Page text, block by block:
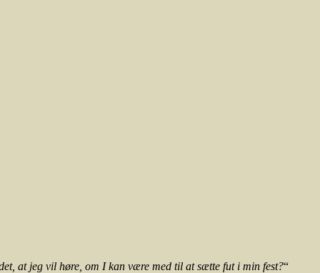
at jeg vil høre, om I kan være med til at sætte fut i min fest?“